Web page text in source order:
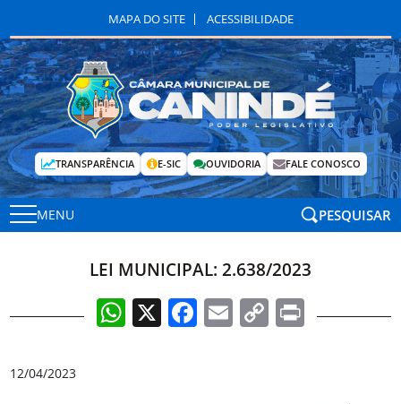
MAPA DO SITE ACESSIBILIDADE
TRANSPARÊNCIA E-SIC OUVIDORIA FALE CONOSCO
MENU PESQUISAR
LEI MUNICIPAL: 2.638/2023
WhatsApp
X Facebook
EmailCopyPrint
12/04/2023